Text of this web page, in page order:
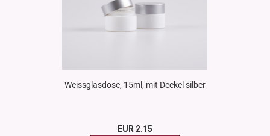
Weissglasdose, 15ml, mit Deckel silber
EUR 2.15